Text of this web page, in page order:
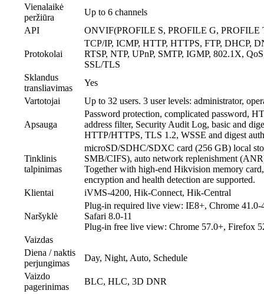
Vienalaikė
peržiūra
Up to 6 channels
API
ONVIF(PROFILE S, PROFILE G, PROFILE
Protokolai
TCP/IP, ICMP, HTTP, HTTPS, FTP, DHCP,
RTSP, NTP, UPnP, SMTP, IGMP, 802.1X,
SSL/TLS
Sklandus
transliavimas
Yes
Vartotojai
Up to 32 users. 3 user levels: administrator,
Apsauga
Password protection, complicated password,
address filter, Security Audit Log, basic and
HTTP/HTTPS, TLS 1.2, WSSE and digest
Tinklinis
talpinimas
microSD/SDHC/SDXC card (256 GB) local
SMB/CIFS), auto network replenishment
Together with high-end Hikvision memory
encryption and health detection are supported.
Klientai
iVMS-4200, Hik-Connect, Hik-Central
Naršyklė
Plug-in required live view: IE8+, Chrome
Safari 8.0-11
Plug-in free live view: Chrome 57.0+, Firefox
Vaizdas
Diena / naktis
perjungimas
Day, Night, Auto, Schedule
Vaizdo
pagerinimas
BLC, HLC, 3D DNR